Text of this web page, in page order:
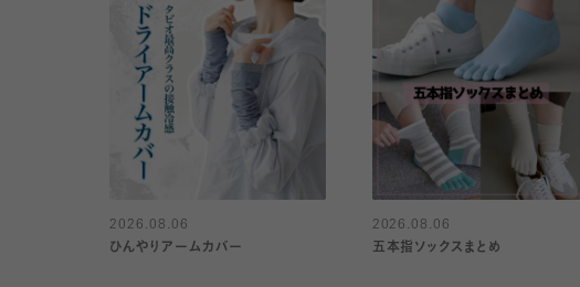
2026.08.06
ひんやりアームカバー
2026.08.06
五本指ソックスまとめ